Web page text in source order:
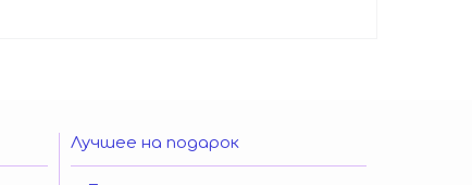
Лучшее на подарок